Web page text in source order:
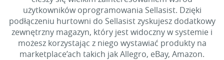
użytkowników oprogramowania Sellasist. Dzięki
podłączeniu hurtowni do Sellasist zyskujesz dodatkowy
zewnętrzny magazyn, który jest widoczny w systemie i
możesz korzystając z niego wystawiać produkty na
marketplace’ach takich jak Allegro, eBay, Amazon.